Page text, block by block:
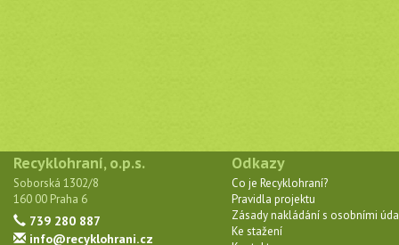
Recyklohraní, o.p.s.
Soborská 1302/8
160 00 Praha 6
739 280 887
info@recyklohrani.cz
Odkazy
Co je Recyklohraní?
Pravidla projektu
Zásady nakládání s osobními
Ke stažení